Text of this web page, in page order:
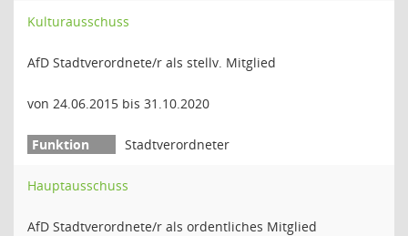
Kulturausschuss
AfD Stadtverordnete/r als stellv. Mitglied
von 24.06.2015 bis 31.10.2020
Stadtverordneter
Hauptausschuss
AfD Stadtverordnete/r als ordentliches Mitglied